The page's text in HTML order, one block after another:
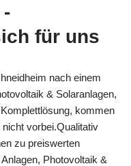
für uns
nach einem
& Solaranlagen,
kommen
vorbei.Qualitativ
zu preiswerten
Photovoltaik &